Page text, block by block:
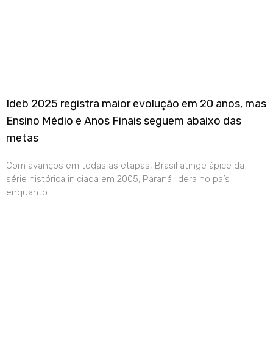
Ideb 2025 registra maior evolução em 20 anos, mas
Ensino Médio e Anos Finais seguem abaixo das
metas
Com avanços em todas as etapas, Brasil atinge ápice da
série histórica iniciada em 2005; Paraná lidera no país
enquanto